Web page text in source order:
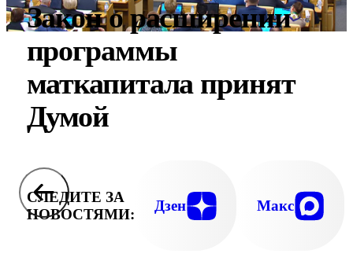
Закон о расширении
программы
маткапитала принят
Думой
СЛЕДИТЕ ЗА
НОВОСТЯМИ:
Дзен Макс